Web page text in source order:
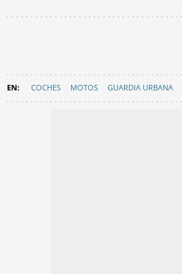
COCHES MOTOS GUARDIA URBANA